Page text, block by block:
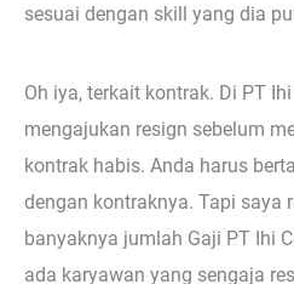
sesuai dengan skill yang dia
Oh iya, terkait kontrak. Di PT
mengajukan resign sebelum
kontrak habis. Anda harus
dengan kontraknya. Tapi saya
banyaknya jumlah Gaji PT Ihi
ada karyawan yang sengaja